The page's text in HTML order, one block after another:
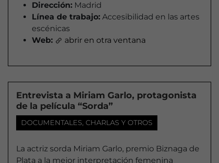
Dirección: Madrid
Línea de trabajo: Accesibilidad en las artes
escénicas
Web:
abrir en otra ventana
Entrevista a Miriam Garlo, protagonista
de la película “Sorda”
DOCUMENTALES, CHARLAS Y OTROS
La actriz sorda Miriam Garlo, premio Biznaga de
Plata a la mejor interpretación femenina